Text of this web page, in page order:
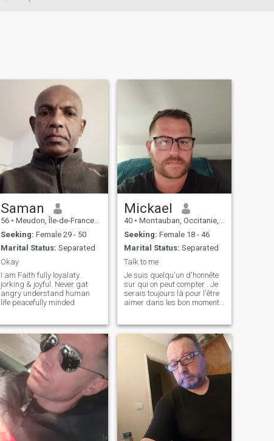
Saman
56 • Meudon, Île-de-France, France
Seeking: Female 29 - 50
Marital Status: Separated
Okay
I am Faith fully loyalaty.
jorking & joyful. Never gat
angry understand human
life peacefully minded
Mickael
40 • Montauban, Occitanie, France
Seeking: Female 18 - 46
Marital Status: Separated
Talk to me
Je suis quelqu'un d'honnête
sur qui on peut compter . Je
serais toujours là pour l'être
aimer dans les bon moments
quand il faut . Je suis papa
d'un petit garçon de 6 ans .